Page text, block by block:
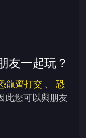
友一起玩？
龍齊打交 、 恐
此您可以與朋友